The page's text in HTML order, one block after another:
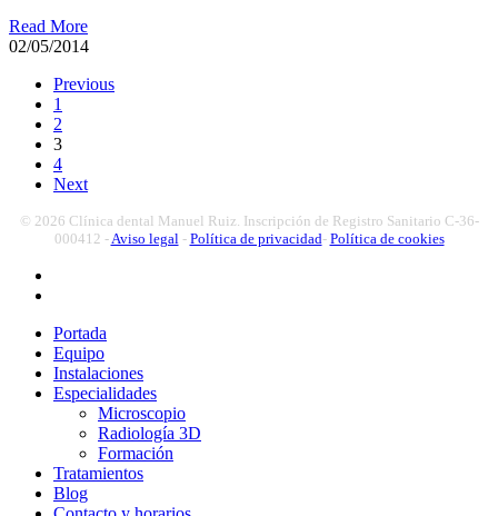
Read More
02/05/2014
Previous
1
2
3
4
Next
© 2026 Clínica dental Manuel Ruiz. Inscripción de Registro Sanitario C-36-
000412 -Aviso legal- Política de privacidad- Política de cookies
Close
Menu
Portada
Equipo
Instalaciones
Especialidades
Microscopio
Radiología 3D
Formación
Tratamientos
Blog